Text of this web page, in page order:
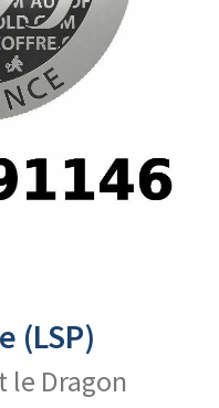
(LSP)
le Dragon